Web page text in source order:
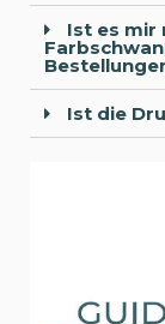
Ist es mir
Ist die